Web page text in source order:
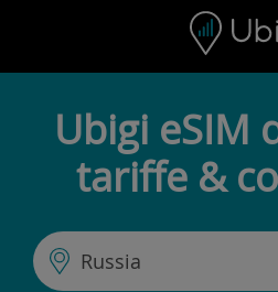
Barra di
Ubigi eSIM
tariffe &